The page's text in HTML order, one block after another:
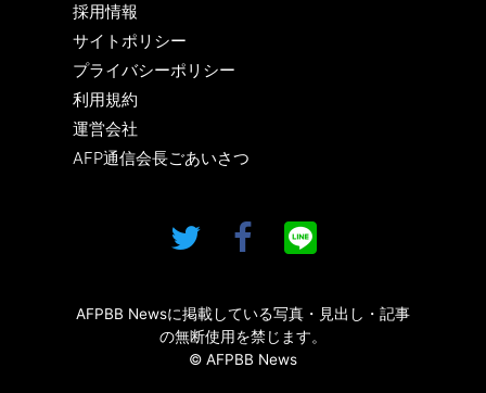
採用情報
サイトポリシー
プライバシーポリシー
利用規約
運営会社
AFP通信会長ごあいさつ
AFPBB Newsに掲載している写真・見出し・記事
の無断使用を禁じます。
© AFPBB News